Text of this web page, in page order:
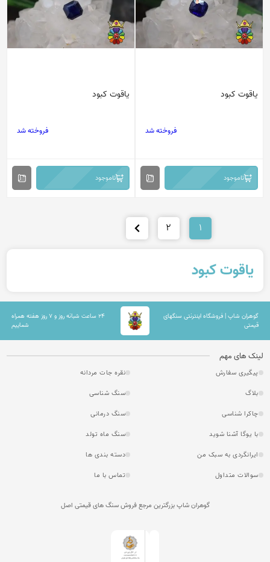
یاقوت کبود
فروخته شد
ناموجود
یاقوت کبود
فروخته شد
ناموجود
1
2
یاقوت کبود
گوهران شاپ | فروشگاه اینترنتی سنگهای
قیمتی
۲۴ ساعت شبانه روز و ۷ روز هفته همراه
شماییم
لینک های مهم
پیگیری سفارش
نقره جات مردانه
بلاگ
سنگ شناسی
چاکرا شناسی
سنگ درمانی
با یوگا آشنا شوید
سنگ ماه تولد
ایرانگردی به سبک من
دسته بندی ها
سوالات متداول
تماس با ما
گوهران شاپ بزرگترین مرجع فروش سنگ های قیمتی اصل